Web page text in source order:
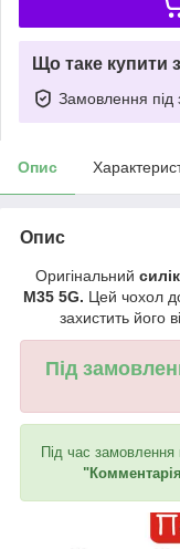
Що таке купити
Замовлення під
Опис
Опис
Оригінальний
M35 5G. Цей чохол
захистить його
Під
Під час замовлення